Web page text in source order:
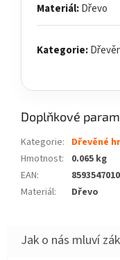
Materiál:Dřevo
Kategorie:
Doplňkové
Kategorie: Dřevěné
Hmotnost:
0.065 kg
EAN:
Materiál: Dřevo